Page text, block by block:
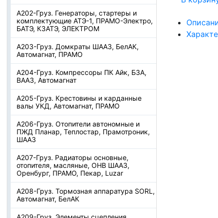
А202-Груз. Генераторы, стартеры и
комплектующие АТЭ-1, ПРАМО-Электро,
БАТЭ, КЗАТЭ, ЭЛЕКТРОМ
А203-Груз. Домкраты ШААЗ, БелАК,
Автомагнат, ПРАМО
А204-Груз. Компрессоры ПК Айк, БЗА,
ВААЗ, Автомагнат
А205-Груз. Крестовины и карданные
валы УКД, Автомагнат, ПРАМО
А206-Груз. Отопители автономные и
ПЖД Планар, Теплостар, Прамотроник,
ШААЗ
А207-Груз. Радиаторы основные,
отопителя, масляные, ОНВ ШААЗ,
Оренбург, ПРАМО, Пекар, Luzar
А208-Груз. Тормозная аппаратура SORL,
Автомагнат, БелАК